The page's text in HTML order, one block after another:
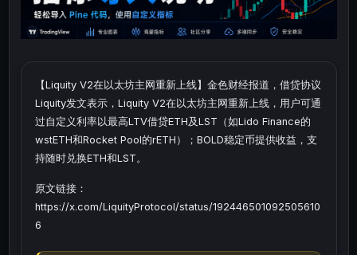
【Liquity V2在以太坊主网重新上线】金色财经报道，借贷协议
Liquity发文表示，Liquity V2在以太坊主网重新上线，用户可通
过自定义利率以最高LTV借贷ETH及LST（如Lido Finance的
wstETH和Rocket Pool的rETH）；BOLD稳定币提供收益，支
持随时兑换ETH和LST。
原文链接：
https://x.com/LiquityProtocol/status/192446501092505610
6